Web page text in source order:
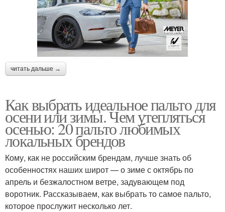
читать дальше →
Как выбрать идеальное пальто для
осени или зимы. Чем утепляться
осенью: 20 пальто любимых
локальных брендов
Кому, как не российским брендам, лучше знать об
особенностях наших широт — о зиме с октябрь по
апрель и безжалостном ветре, задувающем под
воротник. Рассказываем, как выбрать то самое пальто,
которое прослужит несколько лет.